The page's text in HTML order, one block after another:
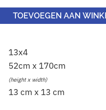
TOEVOEGEN AAN
13x4
52cm x 170cm
(height x width)
13 cm x 13 cm